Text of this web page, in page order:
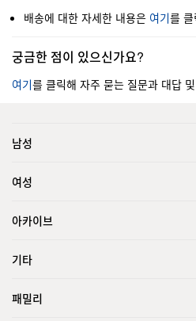
배송에 대한 자세한 내용은 여기를
궁금한 점이 있으신가요?
여기를 클릭해 자주 묻는 질문과 대답
남성
여성
아카이브
기타
패밀리